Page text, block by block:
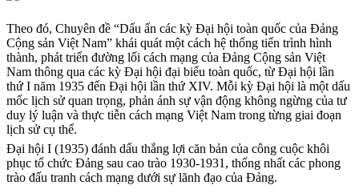
Theo đó, Chuyên đề “Dấu ấn các kỳ Đại hội toàn quốc của Đảng
Cộng sản Việt Nam” khái quát một cách hệ thống tiến trình hình
thành, phát triển đường lối cách mạng của Đảng Cộng sản Việt
Nam thông qua các kỳ Đại hội đại biểu toàn quốc, từ Đại hội lần
thứ I năm 1935 đến Đại hội lần thứ XIV. Mỗi kỳ Đại hội là một dấu
mốc lịch sử quan trọng, phản ánh sự vận động không ngừng của tư
duy lý luận và thực tiễn cách mạng Việt Nam trong từng giai đoạn
lịch sử cụ thể.
Đại hội I (1935) đánh dấu thắng lợi căn bản của công cuộc khôi
phục tổ chức Đảng sau cao trào 1930-1931, thống nhất các phong
trào đấu tranh cách mạng dưới sự lãnh đạo của Đảng.